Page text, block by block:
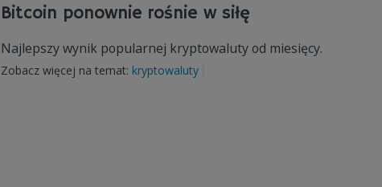
Bitcoin ponownie rośnie w siłę
Najlepszy wynik popularnej kryptowaluty od miesięcy.
Zobacz więcej na temat: kryptowaluty